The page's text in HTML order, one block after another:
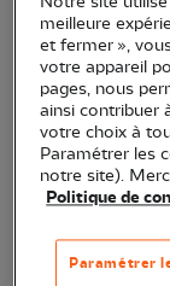
rapaces qui
nature.
meilleure
et fermer »,
votre appareil
pages, nous
ainsi contribuer
votre choix à
Paramétrer les
notre site).
Politique de
Paramétrer